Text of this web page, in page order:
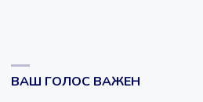
ВАШ ГОЛОС ВАЖЕН